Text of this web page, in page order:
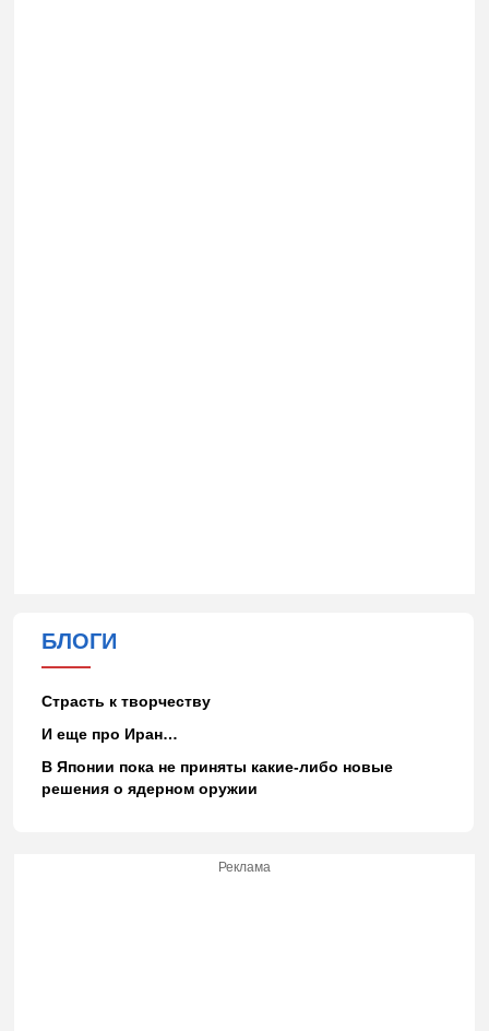
БЛОГИ
Страсть к творчеству
И еще про Иран…
В Японии пока не приняты какие-либо новые
решения о ядерном оружии
Реклама